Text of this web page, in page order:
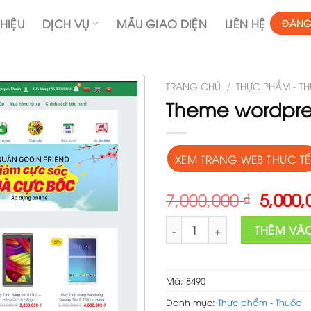
DỊCH VỤ MẪU GIAO DIỆN LIÊN HỆ
TRANG CHỦ / THỰC PHẨM -
Theme
XEM TRANG WEB THỰC TẾ
7,000,000₫
price
was:
Theme wordpress bách hóa
THÊM
Mã: 8490
Danh mục: Thực phẩm - Thuốc